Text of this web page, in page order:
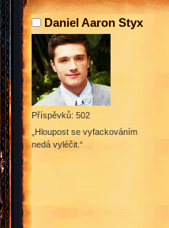
Daniel Aaron Styx
Příspěvků: 502
„Hloupost se vyfackováním
nedá vyléčit.“